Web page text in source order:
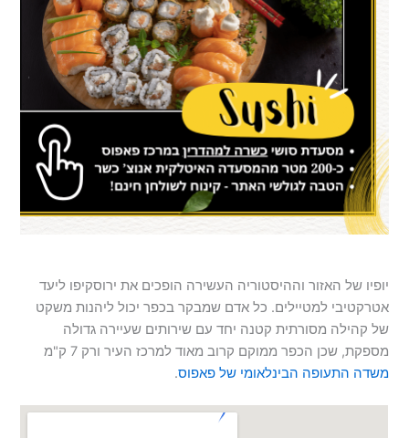
יופיו של האזור וההיסטוריה העשירה הופכים את ירוסקיפו ליעד
אטרקטיבי למטיילים. כל אדם שמבקר בכפר יכול ליהנות משקט
של קהילה מסורתית קטנה יחד עם שירותים שעיירה גדולה
מספקת, שכן הכפר ממוקם קרוב מאוד למרכז העיר ורק 7 ק"מ
משדה התעופה הבינלאומי של פאפוס.